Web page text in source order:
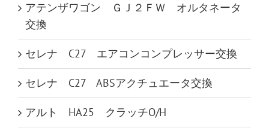
アテンザワゴン ＧＪ２ＦＷ オルタネータ
交換
セレナ C27 エアコンコンプレッサー交換
セレナ C27 ABSアクチュエータ交換
アルト HA25 クラッチO/H